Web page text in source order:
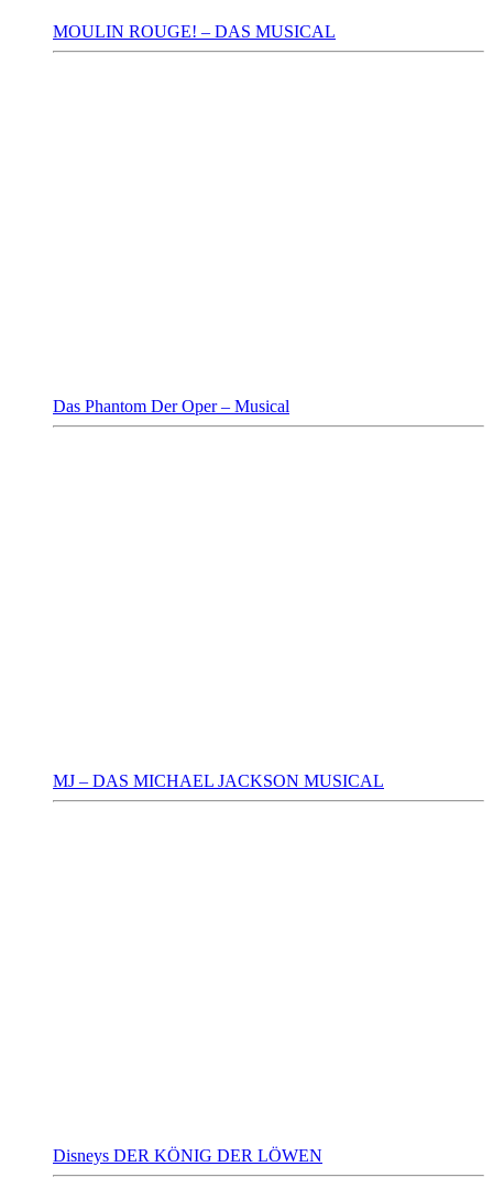
MOULIN ROUGE! – DAS MUSICAL
Das Phantom Der Oper – Musical
MJ – DAS MICHAEL JACKSON MUSICAL
Disneys DER KÖNIG DER LÖWEN